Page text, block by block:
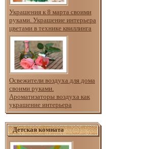
Украшения к 8 марта своими
руками. Украшение интерьера
цветами в технике квиллинга
Освежители воздуха для дома
своими руками.
Ароматизаторы воздуха как
украшение интерьера
Детская комната